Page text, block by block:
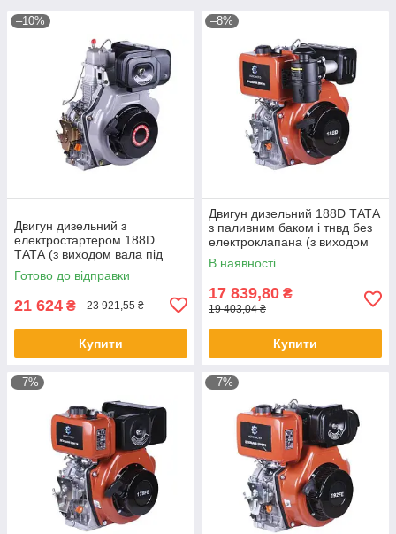
–10%
Двигун дизельний з
електростартером 188D
ТАТА (з виходом вала під
конус) 11 к.с.
Готово до відправки
21 624 ₴ 23 921,55 ₴
Купити
–8%
Двигун дизельний 188D ТАТА
з паливним баком і тнвд без
електроклапана (з виходом
вала під шліц, 25 мм) 11
В наявності
17 839,80 ₴
19 403,04 ₴
Купити
–7% –7%